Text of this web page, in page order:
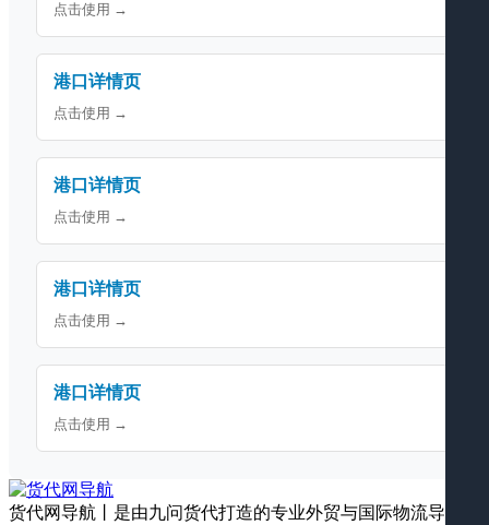
点击使用 →
港口详情页
点击使用 →
港口详情页
点击使用 →
港口详情页
点击使用 →
港口详情页
点击使用 →
货代网导航丨是由九问货代打造的专业外贸与国际物流导航平